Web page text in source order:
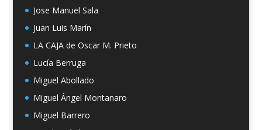
Jose Manuel Sala
Juan Luis Marín
LA CAJA de Oscar M. Prieto
Lucía Berruga
Miguel Abollado
Miguel Ángel Montanaro
Miguel Barrero